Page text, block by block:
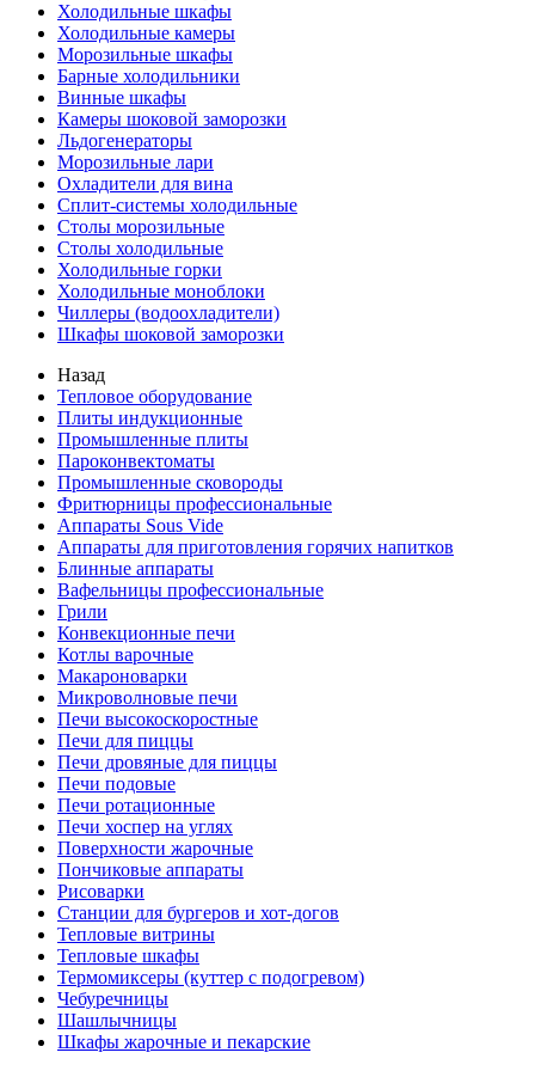
Холодильные шкафы
Холодильные камеры
Морозильные шкафы
Барные холодильники
Винные шкафы
Камеры шоковой заморозки
Льдогенераторы
Морозильные лари
Охладители для вина
Сплит-системы холодильные
Столы морозильные
Столы холодильные
Холодильные горки
Холодильные моноблоки
Чиллеры (водоохладители)
Шкафы шоковой заморозки
Назад
Тепловое оборудование
Плиты индукционные
Промышленные плиты
Пароконвектоматы
Промышленные сковороды
Фритюрницы профессиональные
Аппараты Sous Vide
Аппараты для приготовления горячих напитков
Блинные аппараты
Вафельницы профессиональные
Грили
Конвекционные печи
Котлы варочные
Макароноварки
Микроволновые печи
Печи высокоскоростные
Печи для пиццы
Печи дровяные для пиццы
Печи подовые
Печи ротационные
Печи хоспер на углях
Поверхности жарочные
Пончиковые аппараты
Рисоварки
Станции для бургеров и хот-догов
Тепловые витрины
Тепловые шкафы
Термомиксеры (куттер с подогревом)
Чебуречницы
Шашлычницы
Шкафы жарочные и пекарские